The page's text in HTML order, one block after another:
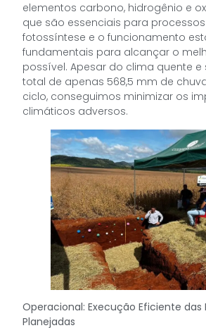
elementos carbono, hidrogênio e
que são essenciais para
fotossíntese e o funcionamento
fundamentais para alcançar o
possível. Apesar do clima quente
total de apenas 568,5 mm de
ciclo, conseguimos minimizar os
climáticos adversos.
Operacional: Execução Eficiente das
Planejadas